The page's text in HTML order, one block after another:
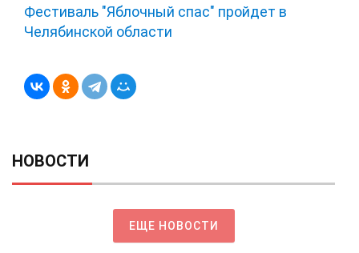
Фестиваль "Яблочный спас" пройдет в
Челябинской области
НОВОСТИ
ЕЩЕ НОВОСТИ